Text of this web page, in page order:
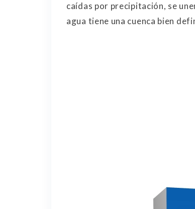
caídas por precipitación, se
agua tiene una cuenca bien